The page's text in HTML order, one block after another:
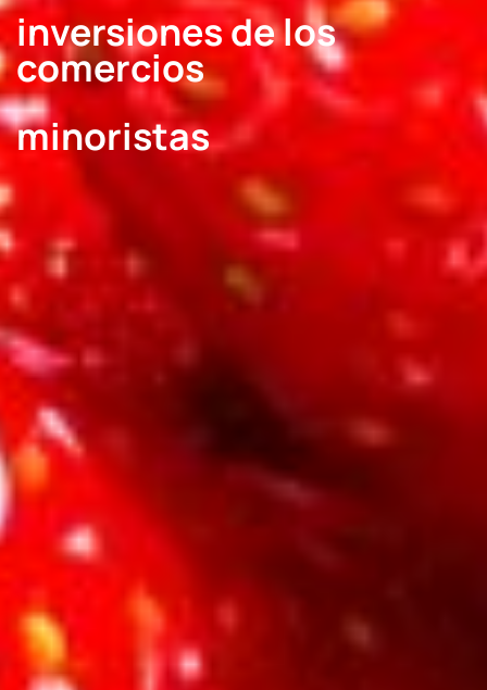
inversiones de los
comercios
minoristas